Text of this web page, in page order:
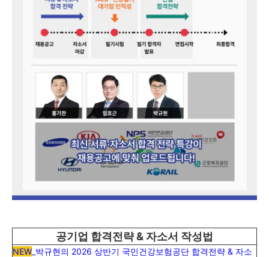
공기업 합격전략 & 자소서 작성법
NEW 박규현의 2026 상반기 국민건강보험공단 합격전략 & 자소